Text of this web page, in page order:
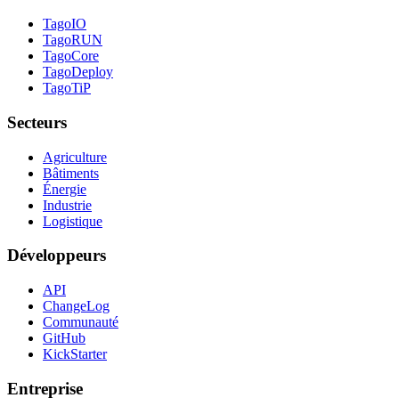
TagoIO
TagoRUN
TagoCore
TagoDeploy
TagoTiP
Secteurs
Agriculture
Bâtiments
Énergie
Industrie
Logistique
Développeurs
API
ChangeLog
Communauté
GitHub
KickStarter
Entreprise